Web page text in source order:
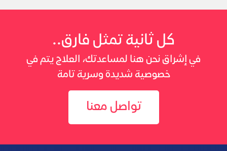
كل ثانية تمثل فارق..
في إشراق نحن هنا لمساعدتك، العلاج يتم في
خصوصية شديدة وسرية تامة
تواصل معنا